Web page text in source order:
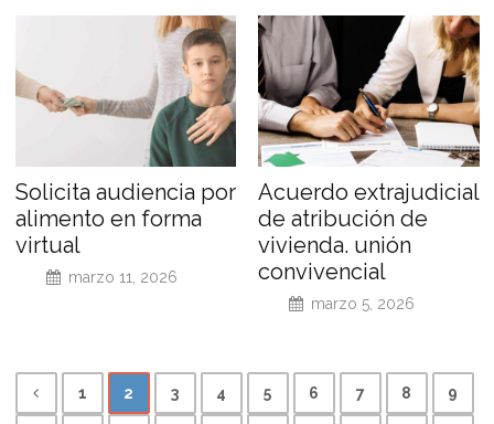
Solicita audiencia por
alimento en forma
virtual
marzo 11, 2026
Acuerdo extrajudicial
de atribución de
vivienda. unión
convivencial
marzo 5, 2026
1 2 3 4 5 6 7 8 9